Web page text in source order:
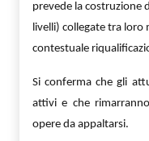
prevede la costruzione
livelli) collegate tra loro
contestuale
Si conferma che gli
attivi e che
opere da appaltarsi.